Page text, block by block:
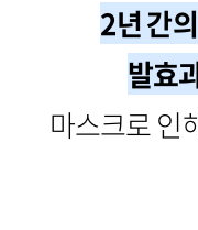
2년 간
발효
마스크로 인